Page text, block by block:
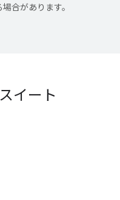
合があります。
イート